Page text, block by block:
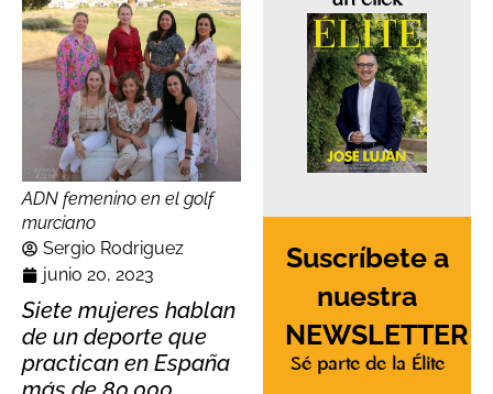
ADN femenino en el golf
murciano
Sergio Rodriguez
junio 20, 2023
Siete mujeres hablan
de un deporte que
practican en España
Suscríbete a
nuestra
NEWSLETTER
Sé parte de la Élite